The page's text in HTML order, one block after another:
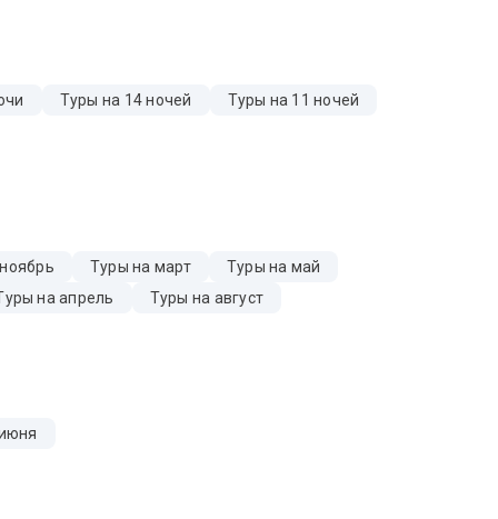
Туры на 14 ночей
Туры на 11 ночей
Туры на март
Туры на май
на апрель Туры на август